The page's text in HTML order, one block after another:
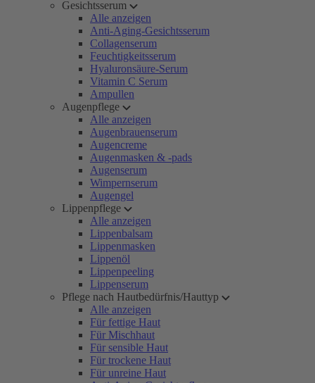
Gesichtsserum
Alle anzeigen
Anti-Aging-Gesichtsserum
Collagenserum
Feuchtigkeitsserum
Hyaluronsäure-Serum
Vitamin C Serum
Ampullen
Augenpflege
Alle anzeigen
Augenbrauenserum
Augencreme
Augenmasken & -pads
Augenserum
Wimpernserum
Augengel
Lippenpflege
Alle anzeigen
Lippenbalsam
Lippenmasken
Lippenöl
Lippenpeeling
Lippenserum
Pflege nach Hautbedürfnis/Hauttyp
Alle anzeigen
Für fettige Haut
Für Mischhaut
Für sensible Haut
Für trockene Haut
Für unreine Haut